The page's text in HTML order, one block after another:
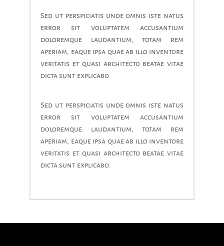
Sed ut perspiciatis unde omnis iste natus
error sit voluptatem accusantium
doloremque laudantium, totam rem
aperiam, eaque ipsa quae ab illo inventore
veritatis et quasi architecto beatae vitae
dicta sunt explicabo.
Sed ut perspiciatis unde omnis iste natus
error sit voluptatem accusantium
doloremque laudantium, totam rem
aperiam, eaque ipsa quae ab illo inventore
veritatis et quasi architecto beatae vitae
dicta sunt explicabo.